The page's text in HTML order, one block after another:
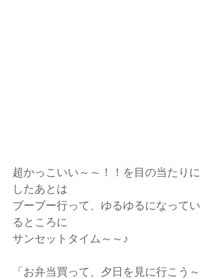
超かっこいい～～！！を目の当たりに
したあとは
ブーブー行って、ゆるゆるになってい
るところに
サンセットタイム～～♪
「お弁当買って、夕日を見に行こう～